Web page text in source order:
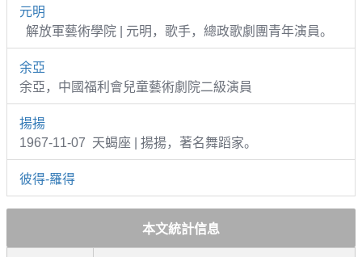
元明
解放軍藝術學院 | 元明，歌手，總政歌劇團青年演員。
余亞
余亞，中國福利會兒童藝術劇院二級演員
揚揚
1967-11-07 天蝎座 | 揚揚，著名舞蹈家。
彼得-羅得
本文統計信息